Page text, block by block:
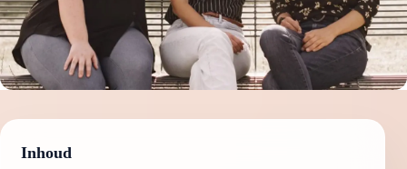
Inhoud